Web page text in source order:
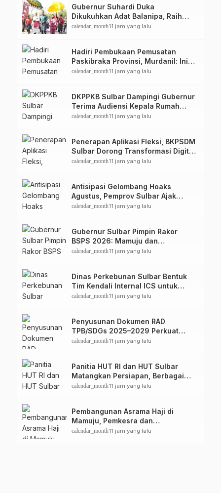
Gubernur Suhardi Duka
Dikukuhkan Adat Balanipa, Raih
Gelar Sulo Tappidena
calendar_month11 jam yang lalu
Hadiri Pembukaan Pemusatan
Paskibraka Provinsi, Murdanil: Ini
Membentuk Karakter Hingga
calendar_month11 jam yang lalu
DKPPKB Sulbar Dampingi Gubernur
Terima Audiensi Kepala Rumah
Sakit TK. III Punggawa Malolo
calendar_month11 jam yang lalu
Penerapan Aplikasi Fleksi, BKPSDM
Sulbar Dorong Transformasi Digital
Sistem Kehadiran ASN
calendar_month11 jam yang lalu
Antisipasi Gelombang Hoaks
Agustus, Pemprov Sulbar Ajak
Warga Jaga Ruang Digital
calendar_month11 jam yang lalu
Gubernur Sulbar Pimpin Rakor
BSPS 2026: Mamuju dan
Pasangkayu Masih Nol Realisasi
calendar_month11 jam yang lalu
Dinas Perkebunan Sulbar Bentuk
Tim Kendali Internal ICS untuk
Dukung Sertifikasi ISPO Pekebun di
calendar_month11 jam yang lalu
Penyusunan Dokumen RAD
TPB/SDGs 2025–2029 Perkuat
Arah Pembangunan Berkelanjutan
calendar_month11 jam yang lalu
Panitia HUT RI dan HUT Sulbar
Matangkan Persiapan, Berbagai
Lomba Akan Dilaksanakan Pemprov
calendar_month11 jam yang lalu
Pembangunan Asrama Haji di
Mamuju, Pemkesra dan
Kementerian Haji Sulbar Tinjau
calendar_month11 jam yang lalu